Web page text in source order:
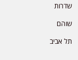
שדרות
שוהם
תל אביב